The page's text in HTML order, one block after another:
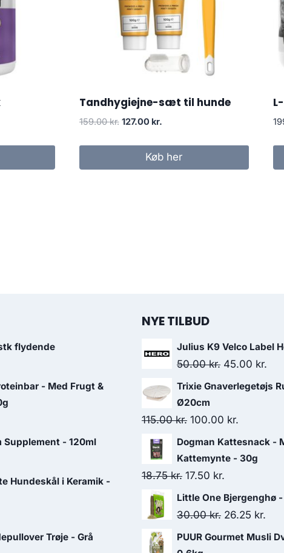
Tandhygiejne-sæt til hunde
159.00kr. Den
pris
127.00 kr.Den
pris
er:
Køb her
flydende
- Med Frugt &
Supplement - 120ml
Hundeskål i Keramik -
Trøje - Grå
NYE TILBUD
Julius K9 Velco Label
50.00kr. Den
oprindelige
var:
50.00 kr..
45.00 kr.
Trixie Gnaverlegetøjs
Ø20cm
115.00kr. Den
oprindelige
pris
var:
115.00 kr..
100.00 kr.
aktuelle
pris
100.00
Dogman Kattesnack -
Kattemynte - 30g
18.75kr. Den
oprindelige
pris
18.75 kr..
17.50 kr.
aktuelle
pris
Little One Bjergenghø
30.00kr. Den
oprindelige
26.25 kr.
PUUR Gourmet Musli